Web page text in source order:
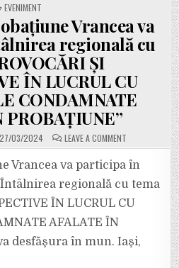
POSTED
IN
EVENIMENT
Vrancea va
regională cu
ŞI
ÎN LUCRUL CU
CONDAMNATE
PROBAŢIUNE”
03/2024 LEAVE A COMMENTON
SERVICIUL
PROBAŢIUNE
VRANCEA
VA
PARTICIPA
LA
ÎNTÂLNIREA
„PROVOCĂRI
ŞI
PERSPECTIVE
Vrancea va participa în
regională cu tema
ÎN LUCRUL CU
AFALATE ÎN
desfăşura în mun. Iaşi,